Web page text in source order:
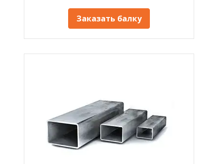
Заказать балку